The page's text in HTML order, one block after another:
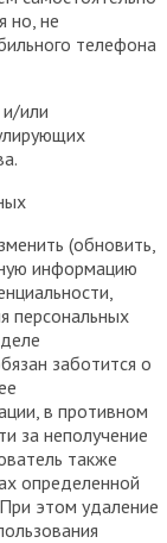
но, не
телефона
или
(обновить,
информацию
персональных
заботится о
в противном
за неполучение
также
определенной
этом удаление